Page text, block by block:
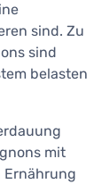
sind. Zu
sind
belasten
mit
Ernährung